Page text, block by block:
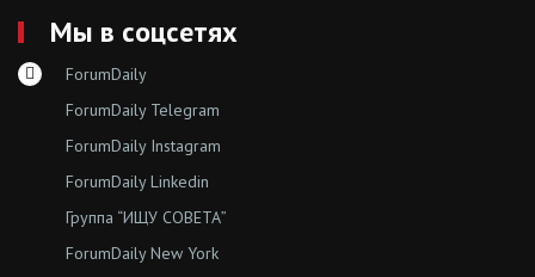
Мы в соцсетях
ForumDaily
ForumDaily Telegram
ForumDaily Instagram
ForumDaily Linkedin
Группа “ИЩУ СОВЕТА”
ForumDaily New York